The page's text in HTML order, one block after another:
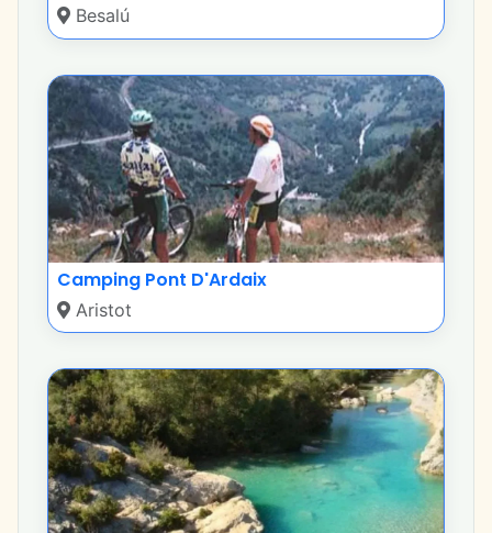
Besalú
Camping Pont D'Ardaix
Aristot